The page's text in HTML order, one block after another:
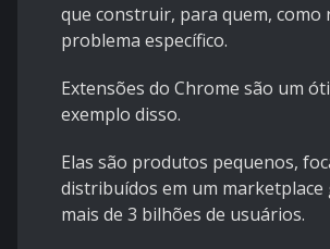
que construir, para quem, como
problema específico.
Extensões do Chrome são um
exemplo disso.
Elas são produtos pequenos,
distribuídos em um marketplace
mais de 3 bilhões de usuários.